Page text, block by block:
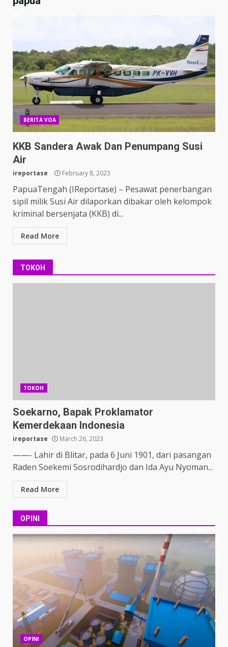
BERITA VOA
KKB Sandera Awak Dan Penumpang Susi
Air
ireportase February 8, 2023
PapuaTengah (IReportase) – Pesawat penerbangan
sipil milik Susi Air dilaporkan dibakar oleh kelompok
kriminal bersenjata (KKB) di...
Read More
TOKOH
TOKOH
Soekarno, Bapak Proklamator
Kemerdekaan Indonesia
ireportase March 26, 2023
——- Lahir di Blitar, pada 6 Juni 1901, dari pasangan
Raden Soekemi Sosrodihardjo dan Ida Ayu Nyoman...
Read More
OPINI
OPINI